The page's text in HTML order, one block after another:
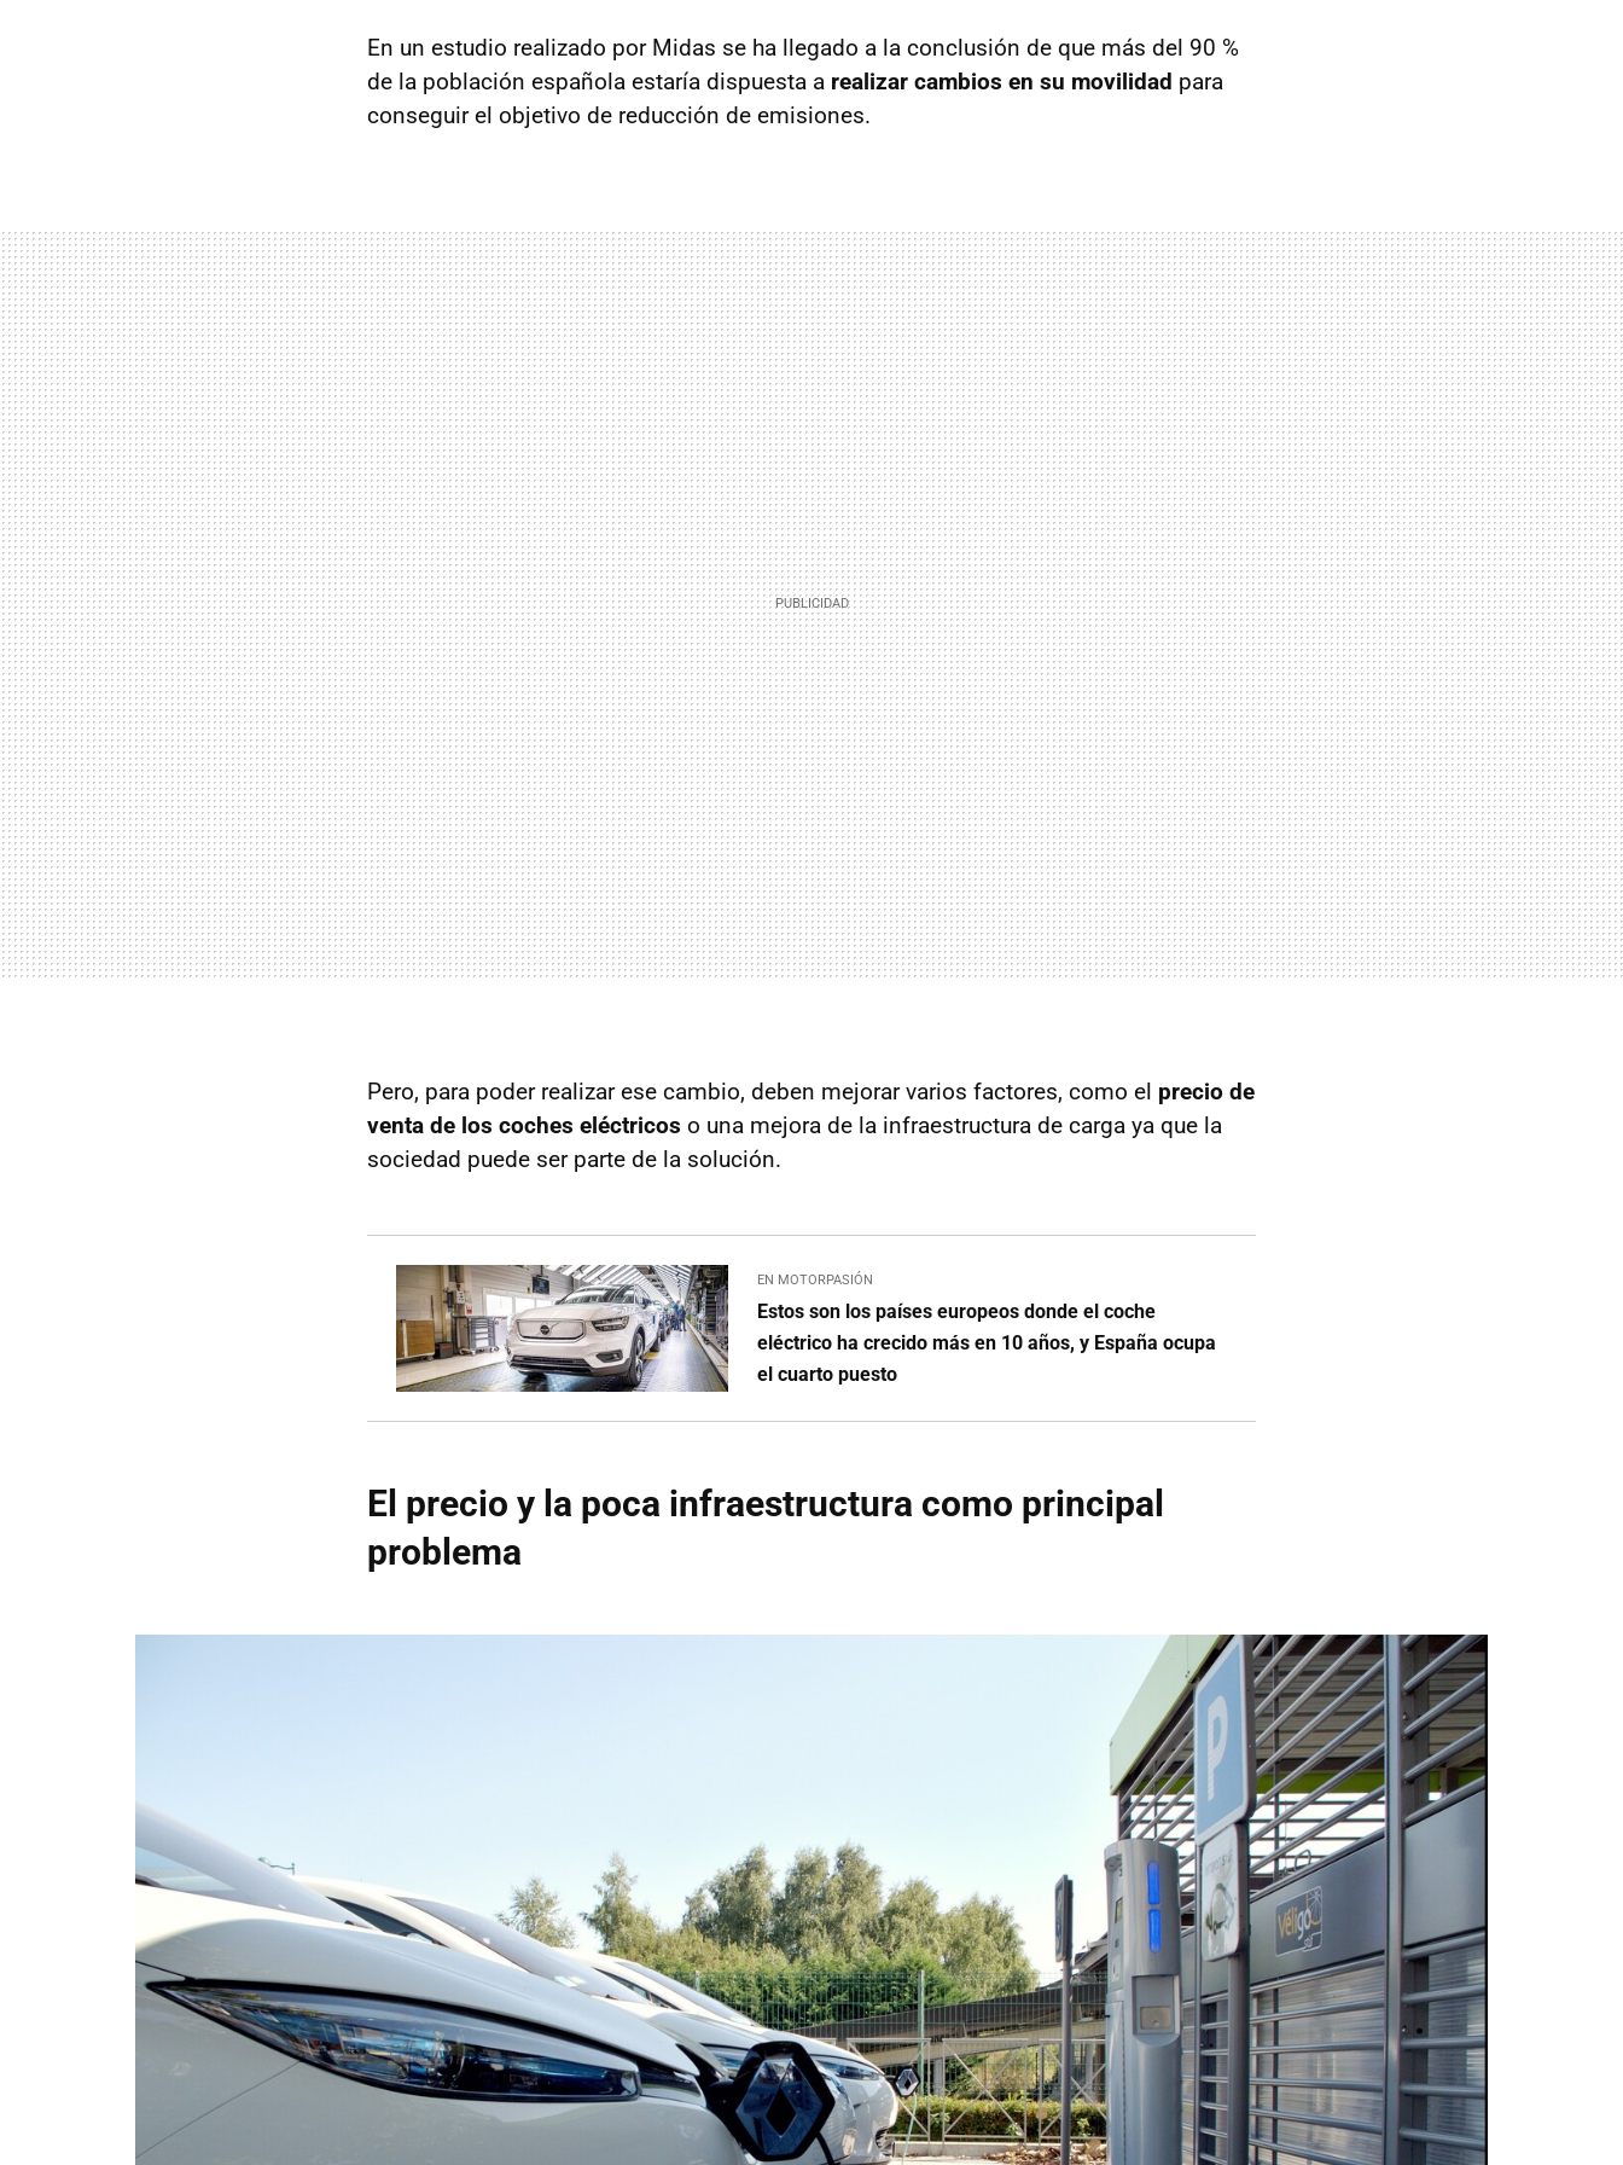
En un estudio realizado por Midas se ha llegado a la conclusión de que más del 90 %
de la población española estaría dispuesta a realizar cambios en su movilidad para
conseguir el objetivo de reducción de emisiones.
Pero, para poder realizar ese cambio, deben mejorar varios factores, como el precio de
venta de los coches eléctricos o una mejora de la infraestructura de carga ya que la
sociedad puede ser parte de la solución.
EN MOTORPASIÓN
Estos son los países europeos donde el coche
eléctrico ha crecido más en 10 años, y España ocupa
el cuarto puesto
El precio y la poca infraestructura como principal
problema